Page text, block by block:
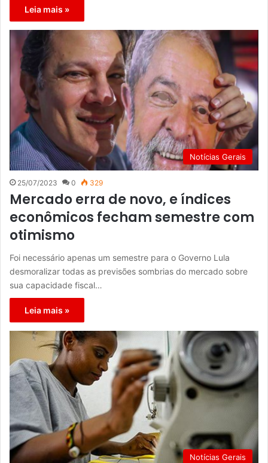
Leia mais »
Notícias Gerais
25/07/2023 0 329
Mercado erra de novo, e índices
econômicos fecham semestre com
otimismo
Foi necessário apenas um semestre para o Governo Lula
desmoralizar todas as previsões sombrias do mercado sobre
sua capacidade fiscal…
Leia mais »
Notícias Gerais